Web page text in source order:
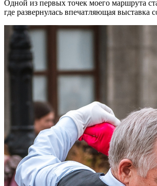
Одной из первых точек моего маршрута
где развернулась впечатляющая выставка